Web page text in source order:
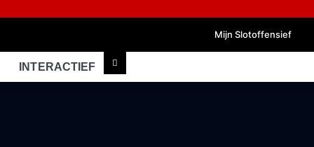
Mijn Slotoffensief
INTERACTIEF